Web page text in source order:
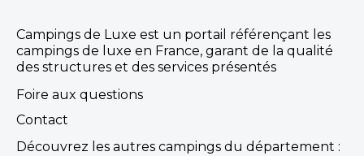
Campings de Luxe est un portail référençant les
campings de luxe en France, garant de la qualité
des structures et des services présentés
Foire aux questions
Contact
Découvrez les autres campings du département :